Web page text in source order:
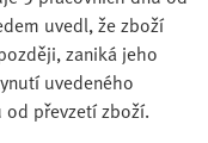
uvedl, že zboží
zaniká jeho
uvedeného
převzetí zboží.